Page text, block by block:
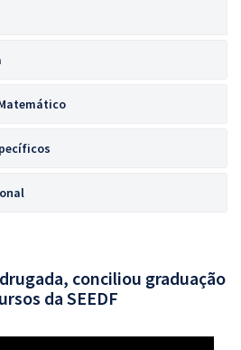
conciliou graduação
da SEEDF